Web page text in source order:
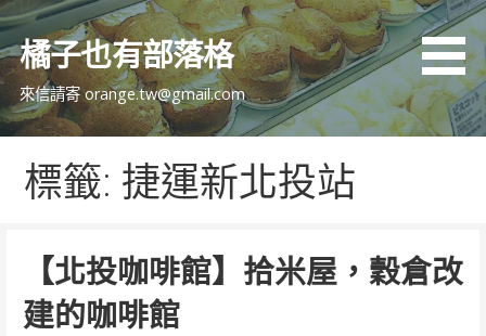
跳
主
內
橘子也有部落格
來信請寄 orange.tw@gmail.com
標籤: 捷運新北投站
【北投咖啡館】拾米屋，穀倉改
建的咖啡館